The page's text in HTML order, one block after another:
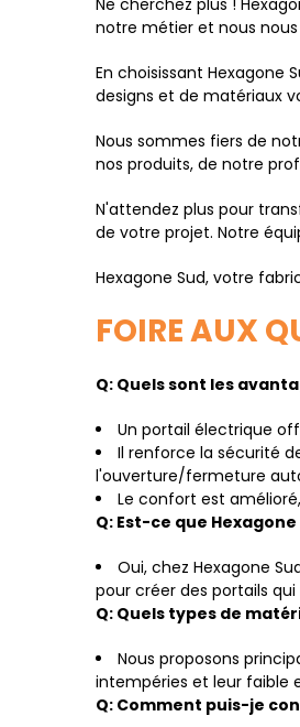
Ne cherchez plus !
notre métier et nous
En choisissant Hexagone
designs et de matériaux
Nous sommes fiers de
nos produits, de notre
N'attendez plus pour
de votre projet. Notre
Hexagone Sud, votre
FOIRE AUX
Q: Quels sont les
Un portail électrique
Il renforce la sécurité
l'ouverture/fermeture
Le confort est
Q: Est-ce que
Oui, chez Hexagone
pour créer des portails
Q: Quels types de
Nous proposons
intempéries et leur faible
Q: Comment puis-je